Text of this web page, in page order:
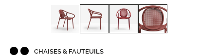
CHAISES & FAUTEUILS